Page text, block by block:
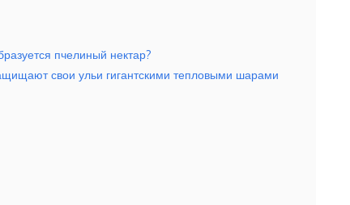
пчелиный нектар?
свои ульи гигантскими тепловыми шарами